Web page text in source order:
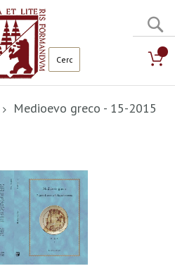
Medioevo greco - 15-2015